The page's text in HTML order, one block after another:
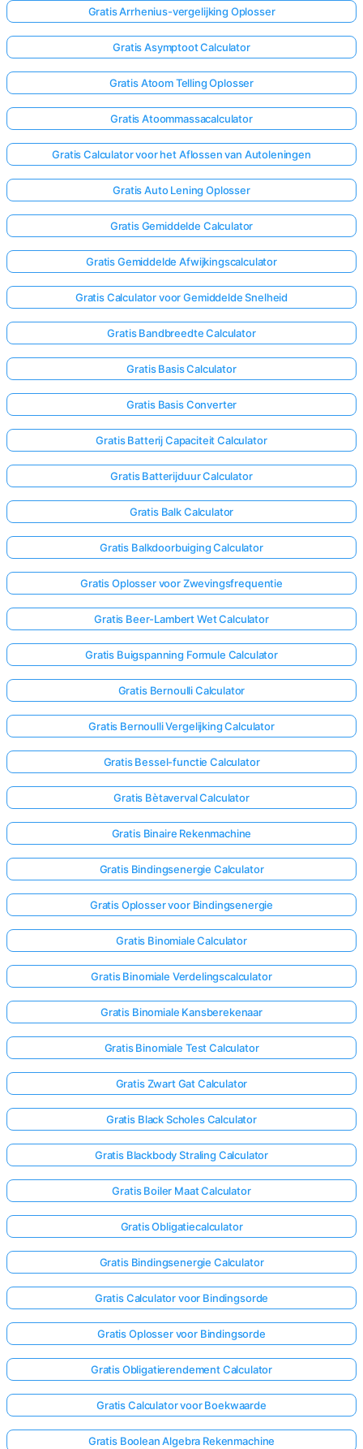
Geen
Stel
Je
Eerste
Vraag
Gratis Arrhenius-vergelijking Oplosser
Gratis Asymptoot Calculator
Gratis Atoom Telling Oplosser
Gratis Atoommassacalculator
Gratis Calculator voor het Aflossen van Autoleningen
Gratis Auto Lening Oplosser
Gratis Gemiddelde Calculator
Gratis Gemiddelde Afwijkingscalculator
Gratis Calculator voor Gemiddelde Snelheid
Gratis Bandbreedte Calculator
Gratis Basis Calculator
Gratis Basis Converter
Gratis Batterij Capaciteit Calculator
Gratis Batterijduur Calculator
Gratis Balk Calculator
Gratis Balkdoorbuiging Calculator
Gratis Oplosser voor Zwevingsfrequentie
Gratis Beer-Lambert Wet Calculator
Gratis Buigspanning Formule Calculator
Gratis Bernoulli Calculator
Gratis Bernoulli Vergelijking Calculator
Gratis Bessel-functie Calculator
Gratis Bètaverval Calculator
Gratis Binaire Rekenmachine
Gratis Bindingsenergie Calculator
Gratis Oplosser voor Bindingsenergie
Gratis Binomiale Calculator
Gratis Binomiale Verdelingscalculator
Gratis Binomiale Kansberekenaar
Gratis Binomiale Test Calculator
Gratis Zwart Gat Calculator
Gratis Black Scholes Calculator
Gratis Blackbody Straling Calculator
Gratis Boiler Maat Calculator
Gratis Obligatiecalculator
Gratis Bindingsenergie Calculator
Gratis Calculator voor Bindingsorde
Gratis Oplosser voor Bindingsorde
Gratis Obligatierendement Calculator
Gratis Calculator voor Boekwaarde
Gratis Boolean Algebra Rekenmachine